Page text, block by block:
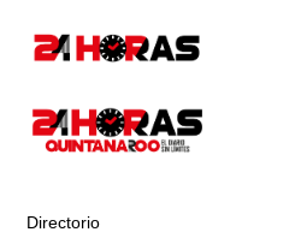
Directorio